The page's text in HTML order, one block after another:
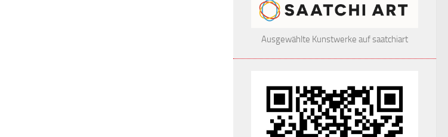
Ausgewählte Kunstwerke auf saatchiart